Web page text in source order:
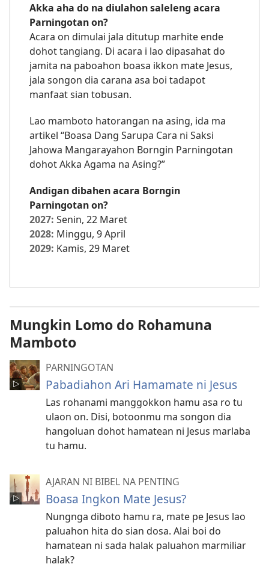
Akka aha do na diulahon saleleng acara
Parningotan on?
Acara on dimulai jala ditutup marhite ende
dohot tangiang. Di acara i lao dipasahat do
jamita na paboahon boasa ikkon mate Jesus,
jala songon dia carana asa boi tadapot
manfaat sian tobusan.
Lao mamboto hatorangan na asing, ida ma
artikel “Boasa Dang Sarupa Cara ni Saksi
Jahowa Mangarayahon Borngin Parningotan
dohot Akka Agama na Asing?”
Andigan dibahen acara Borngin
Parningotan on?
2027: Senin, 22 Maret
2028: Minggu, 9 April
2029: Kamis, 29 Maret
Mungkin Lomo do Rohamuna
Mamboto
PARNINGOTAN
Pabadiahon Ari Hamamate ni Jesus
Las rohanami manggokkon hamu asa ro tu
ulaon on. Disi, botoonmu ma songon dia
hangoluan dohot hamatean ni Jesus marlaba
tu hamu.
AJARAN NI BIBEL NA PENTING
Boasa Ingkon Mate Jesus?
Nungnga diboto hamu ra, mate pe Jesus lao
paluahon hita do sian dosa. Alai boi do
hamatean ni sada halak paluahon marmiliar
halak?